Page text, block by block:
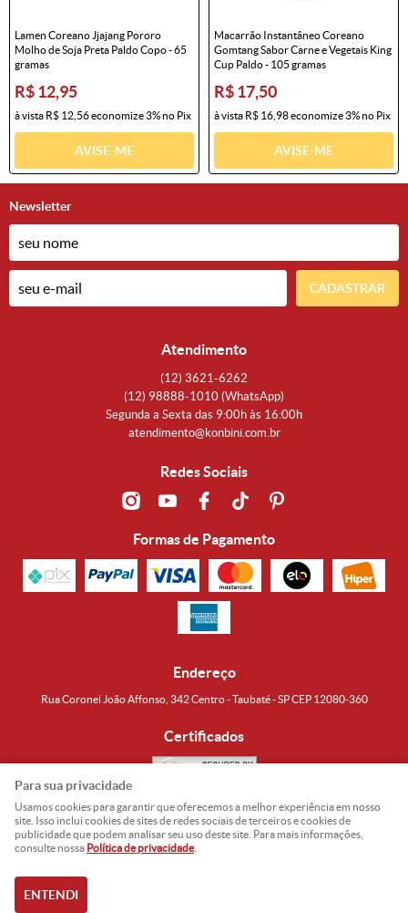
Lamen Coreano Jjajang Pororo
Molho de Soja Preta Paldo Copo - 65
gramas
R$ 12,95
à vista R$ 12,56economize3%no Pix
AVISE-ME
Macarrão Instantâneo Coreano
Gomtang Sabor Carne e Vegetais King
Cup Paldo - 105 gramas
R$ 17,50
à vista R$ 16,98economize3%no Pix
AVISE-ME
Newsletter
CADASTRAR
Atendimento
(12) 3621-6262
(12) 98888-1010 (WhatsApp)
Segunda a Sexta das 9:00h às 16:00h
atendimento@konbini.com.br
Redes Sociais
Formas de Pagamento
Endereço
Rua Coronel João Affonso, 342 Centro - Taubaté - SP CEP 12080-360
Certificados
Noguti & Amaral Produtos Orientais LTDA CNPJ: 15.427.609/0001-19
Formas de Envio
Para sua privacidade
Usamos cookies para garantir que oferecemos a melhor experiência em nosso
site. Isso inclui cookies de sites de redes sociais de terceiros e cookies de
publicidade que podem analisar seu uso deste site. Para mais informações,
consulte nossa Política de privacidade.
ENTENDI